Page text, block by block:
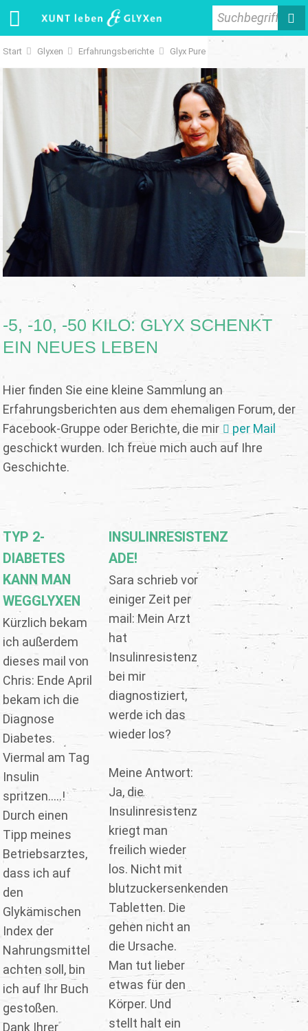
Suchbegriff
Start Glyxen Erfahrungsberichte Glyx Pure
-5, -10, -50 KILO: GLYX SCHENKT
EIN NEUES LEBEN
Hier finden Sie eine kleine Sammlung an
Erfahrungsberichten aus dem ehemaligen Forum, der
Facebook-Gruppe oder Berichte, die mir
per Mail
geschickt wurden. Ich freue mich auch auf Ihre
Geschichte.
TYP 2-
DIABETES
KANN MAN
WEGGLYXEN
Kürzlich bekam
ich außerdem
dieses mail von
Chris: Ende April
bekam ich die
Diagnose
Diabetes.
Viermal am Tag
Insulin
spritzen.....!
Durch einen
Tipp meines
Betriebsarztes,
dass ich auf
den
Glykämischen
Index der
Nahrungsmittel
achten soll, bin
ich auf Ihr Buch
gestoßen.
Dank Ihrer
INSULINRESISTENZ
ADE!
Sara schrieb vor
einiger Zeit per
mail: Mein Arzt
hat
Insulinresistenz
bei mir
diagnostiziert,
werde ich das
wieder los?
Meine Antwort:
Ja, die
Insulinresistenz
kriegt man
freilich wieder
los. Nicht mit
blutzuckersenkenden
Tabletten. Die
gehen nicht an
die Ursache.
Man tut lieber
etwas für den
Körper. Und
stellt halt ein